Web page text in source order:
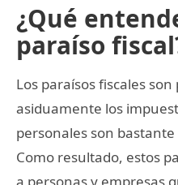
¿Qué
paraíso
Los paraísos fiscales
asiduamente los
personales son
Como resultado, estos
a personas y empresas